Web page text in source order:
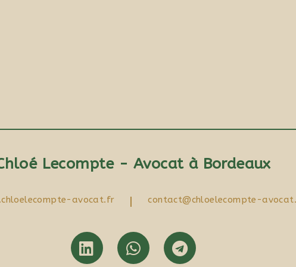
Lecompte - Avocat à Bordeaux
avocat.fr | contact@chloelecompte-